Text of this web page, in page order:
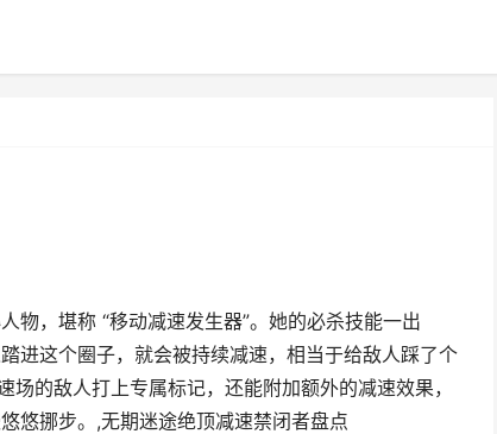
物，堪称 “移动减速发生器”。她的必杀技能一出
进这个圈子，就会被持续减速，相当于给敌人踩了个
的敌人打上专属标记，还能附加额外的减速效果，
悠挪步。,无期迷途绝顶减速禁闭者盘点